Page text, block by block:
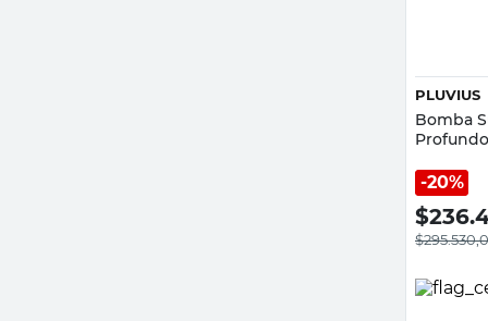
PLUVIUS
Bomba
Profundo
20%
$
$